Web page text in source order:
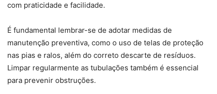
com praticidade e facilidade.
É fundamental lembrar-se de adotar medidas de
manutenção preventiva, como o uso de telas de proteção
nas pias e ralos, além do correto descarte de resíduos.
Limpar regularmente as tubulações também é essencial
para prevenir obstruções.